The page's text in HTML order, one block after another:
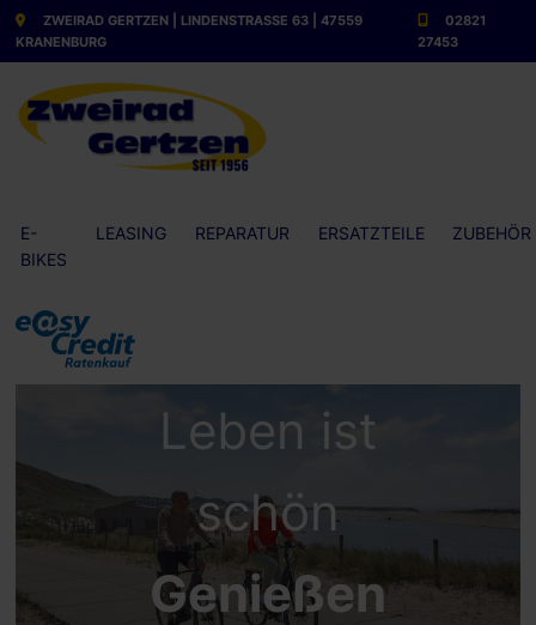
ZWEIRAD GERTZEN | LINDENSTRASSE 63 | 47559 K
RANENBURG
02821
27453
E-
BIKES
LEASING REPARATUR ERSATZTEILE ZUBEHÖR
Leben ist
schön
Genießen